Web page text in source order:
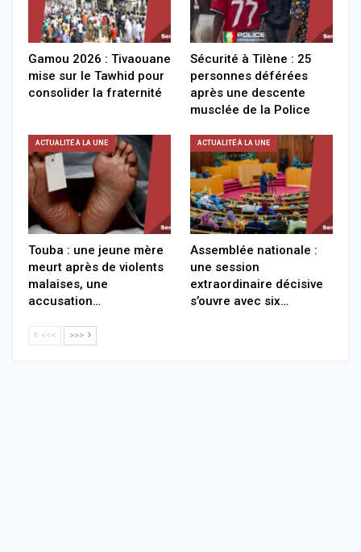
Gamou 2026 : Tivaouane
mise sur le Tawhid pour
consolider la fraternité
Sécurité à Tilène : 25
personnes déférées
après une descente
musclée de la Police
ACTUALITÉ À LA UNE
Touba : une jeune mère
meurt après de violents
malaises, une
accusation…
ACTUALITÉ À LA UNE
Assemblée nationale :
une session
extraordinaire décisive
s’ouvre avec six…
<<< >>>